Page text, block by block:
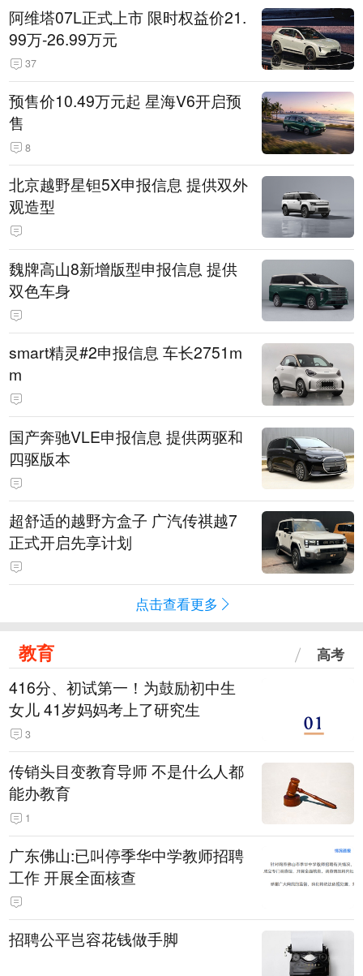
阿维塔07L正式上市 限时权益价21.
99万-26.99万元
37
预售价10.49万元起 星海V6开启预
售
8
北京越野星钽5X申报信息 提供双外
观造型
魏牌高山8新增版型申报信息 提供
双色车身
smart精灵#2申报信息 车长2751m
m
国产奔驰VLE申报信息 提供两驱和
四驱版本
超舒适的越野方盒子 广汽传祺越7
正式开启先享计划
点击查看更多
教育 高考
416分、初试第一！为鼓励初中生
女儿 41岁妈妈考上了研究生
3
传销头目变教育导师 不是什么人都
能办教育
1
广东佛山:已叫停季华中学教师招聘
工作 开展全面核查
招聘公平岂容花钱做手脚